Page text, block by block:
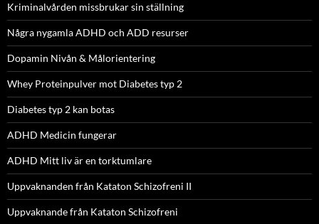
Kriminalvården missbrukar sin ställning
Några nygamla ADHD och ADD resurser
Dopamin Nivån & Målorientering
Whey Proteinpulver mot Diabetes typ 2
Diabetes typ 2 kan botas
ADHD Medicin fungerar
ADHD Mitt liv är en torktumlare
Uppvaknanden från Kataton Schizofreni II
Uppvaknande från Kataton Schizofreni